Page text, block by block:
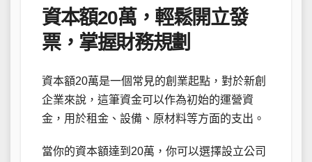
資本額20萬，輕鬆開立發
票，掌握財務規劃
資本額20萬是一個常見的創業起點，對於新創
企業來說，這筆資金可以作為初始的運營資
金，用於租金、設備、原材料等方面的支出。
當你的資本額達到20萬，你可以選擇設立公司